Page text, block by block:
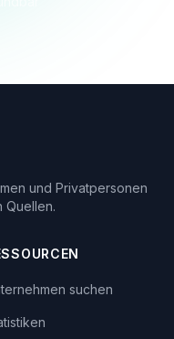
und Privatpersonen
Quellen.
suchen